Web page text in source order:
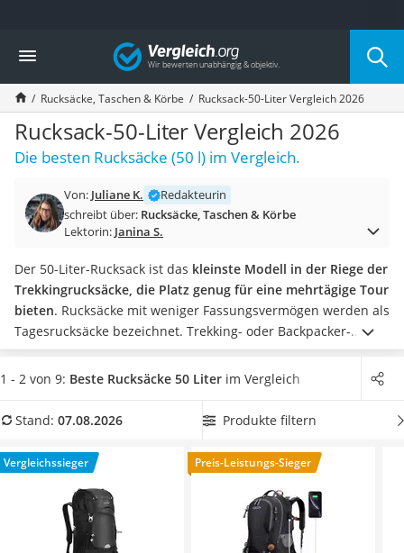
Die beliebtesten Vergleiche nach Kategorie
Mode
Boxershorts
Cellulite-Leggings
Herrensocken
Polarisierte Sonnenbrille
Hausschuhe Herren
Suunto-Uhr
Überzieh-Sonnenbrille
Sneaker Herren
Geldbörse Herren
Knirps-Regenschirm
Periodenunterwäsche
RFID-Schutzkarte
Motorradbrillen
Ausweishülle
Beheizbare Handschuhe
Gesundheitsschuhe
Vergleich
Rucksäcke, Taschen & Körbe Rucksack-50-Liter Vergleich 2026
Rucksack-50-Liter Vergleich 2026
Die besten Rucksäcke (50 l) im Vergleich.
Von: Juliane K.
Redakteurin
schreibt über: Rucksäcke, Taschen & Körbe
Lektorin: Janina S.
Der 50-Liter-Rucksack ist das kleinste Modell in der Riege der
Trekkingrucksäcke, die Platz genug für eine mehrtägige Tour
bieten. Rucksäcke mit weniger Fassungsvermögen werden als
Tagesrucksäcke bezeichnet. Trekking- oder Backpacker-
Rucksäcke gibt es mit bis zu 100 Litern Volumen. Wählen Sie
jetzt einen 50-Liter-Rucksack aus unserer Vergleichstabelle,
Regenhülle oder ein extra
Rucksack-Regenschutzist hilfreich
Überzeugt hat uns hier im August 2026 besonders das
ModellHomiee Backpacking-Rucksack 50l* mit seinen
Eigenschaften.
1 - 2 von 9: Beste Rucksäcke 50 Liter im Vergleich
Stand: 07.08.2026 Produkte filtern
Vergleichssieger Preis-Leistungs-Sieger